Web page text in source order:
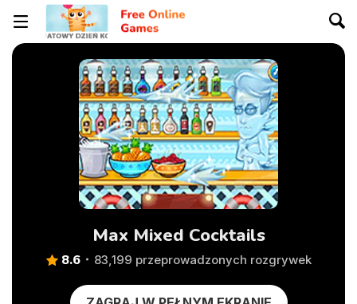
Max Mixed Cocktails
8.6 83,199 przeprowadzonych rozgrywek